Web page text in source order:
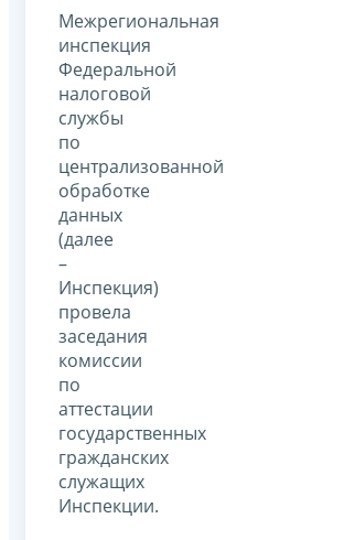
Межрегиональная
инспекция
Федеральной
налоговой
службы
по
централизованной
обработке
данных
(далее
–
Инспекция)
провела
заседания
комиссии
по
аттестации
государственных
гражданских
служащих
Инспекции.